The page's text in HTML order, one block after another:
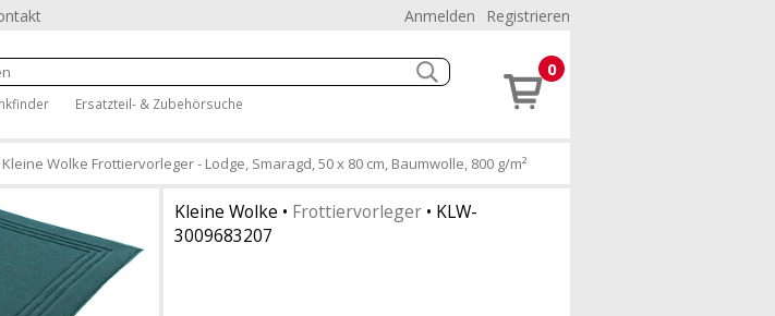
Anmelden Registrieren
Ersatzteil- & Zubehörsuche
0
Kleine Wolke Frottiervorleger - Lodge, Smaragd, 50 x 80 cm, Baumwolle, 800 g/m²
Kleine Wolke • Frottiervorleger• KLW-
3009683207